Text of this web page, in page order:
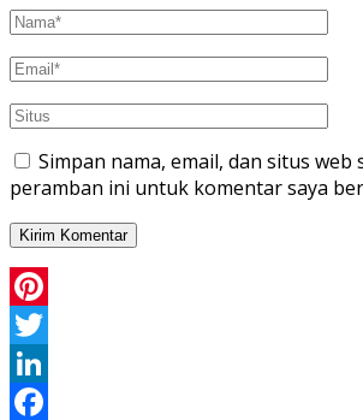
Simpan nama, email, dan situs web
peramban ini untuk komentar saya
Pinterest
Twitter
LinkedIn